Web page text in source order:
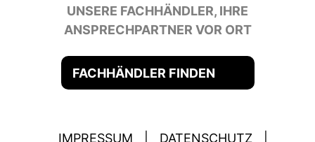
UNSERE FACHHÄNDLER, IHRE
ANSPRECHPARTNER VOR ORT
FACHHÄNDLER FINDEN
IMPRESSUM DATENSCHUTZ